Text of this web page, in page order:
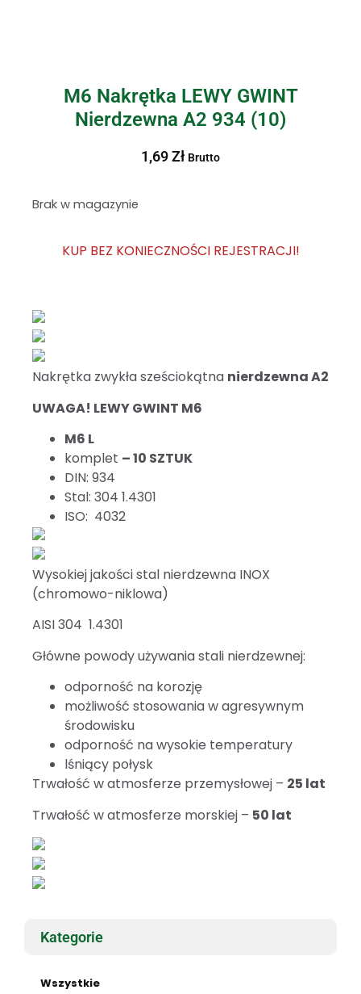
Kategorie
Wszystkie
M6 Nakrętka LEWY GWINT
Nierdzewna A2 934 (10)
1,69Zł Brutto
Brak w magazynie
KUP BEZ KONIECZNOŚCI REJESTRACJI!
Nakrętka zwykła sześciokątna nierdzewna A2
UWAGA! LEWY GWINT M6
M6 L
komplet – 10 SZTUK
DIN: 934
Stal: 304 1.4301
ISO: 4032
Wysokiej jakości stal nierdzewna INOX
(chromowo-niklowa)
AISI 304 1.4301
Główne powody używania stali nierdzewnej:
odporność na korozję
możliwość stosowania w agresywnym
środowisku
odporność na wysokie temperatury
lśniący połysk
Trwałość w atmosferze przemysłowej – 25 lat
Trwałość w atmosferze morskiej – 50 lat